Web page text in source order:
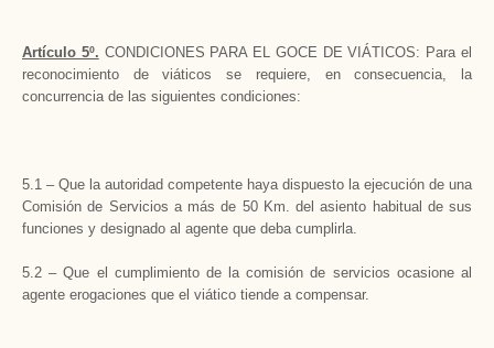
Artículo 5º. CONDICIONES PARA EL GOCE DE VIÁTICOS: Para el
reconocimiento de viáticos se requiere, en consecuencia, la
concurrencia de las siguientes condiciones:
5.1 – Que la autoridad competente haya dispuesto la ejecución de una
Comisión de Servicios a más de 50 Km. del asiento habitual de sus
funciones y designado al agente que deba cumplirla.
5.2 – Que el cumplimiento de la comisión de servicios ocasione al
agente erogaciones que el viático tiende a compensar.